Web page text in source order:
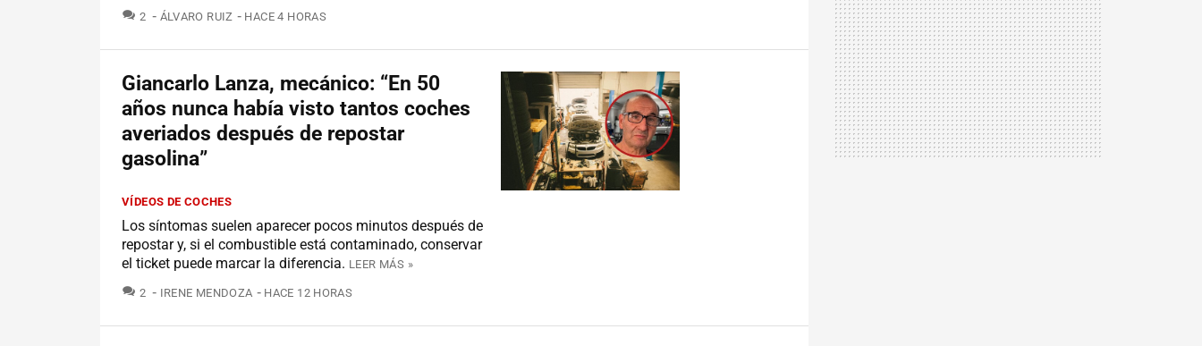
2 COMENTARIOS
ÁLVARO RUIZ HACE 4 HORAS
Giancarlo Lanza, mecánico: “En 50
años nunca había visto tantos coches
averiados después de repostar
gasolina”
VÍDEOS DE COCHES
Los síntomas suelen aparecer pocos minutos después de
repostar y, si el combustible está contaminado, conservar
el ticket puede marcar la diferencia. LEER MÁS »
2 COMENTARIOS
IRENE MENDOZA HACE 12 HORAS